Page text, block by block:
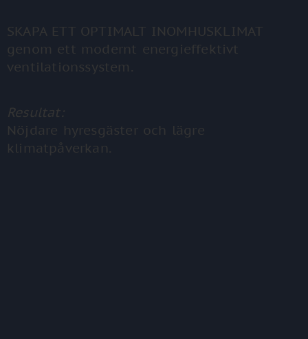
SKAPA ETT OPTIMALT INOMHUSKLIMAT
genom ett modernt energieffektivt
ventilationssystem.
Resultat:
Nöjdare hyresgäster och lägre
klimatpåverkan.